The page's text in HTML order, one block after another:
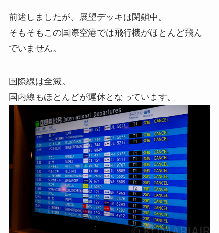
前述しましたが、展望デッキは閉鎖中。
そもそもこの国際空港では飛行機がほとんど飛ん
でいません。
国際線は全滅。
国内線もほとんどが運休となっています。